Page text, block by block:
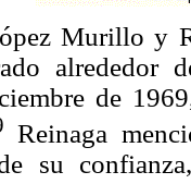
Murillo y
alrededor
de
Reinaga
su